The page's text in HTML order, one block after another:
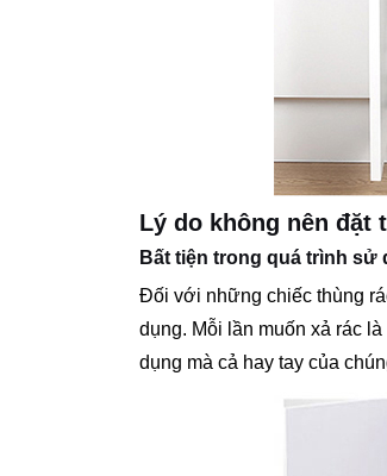
Lý do không nên đặt
Bất tiện trong quá trình sử
Đối với những chiếc thùng
dụng. Mỗi lần muốn xả rác
dụng mà cả hay tay của